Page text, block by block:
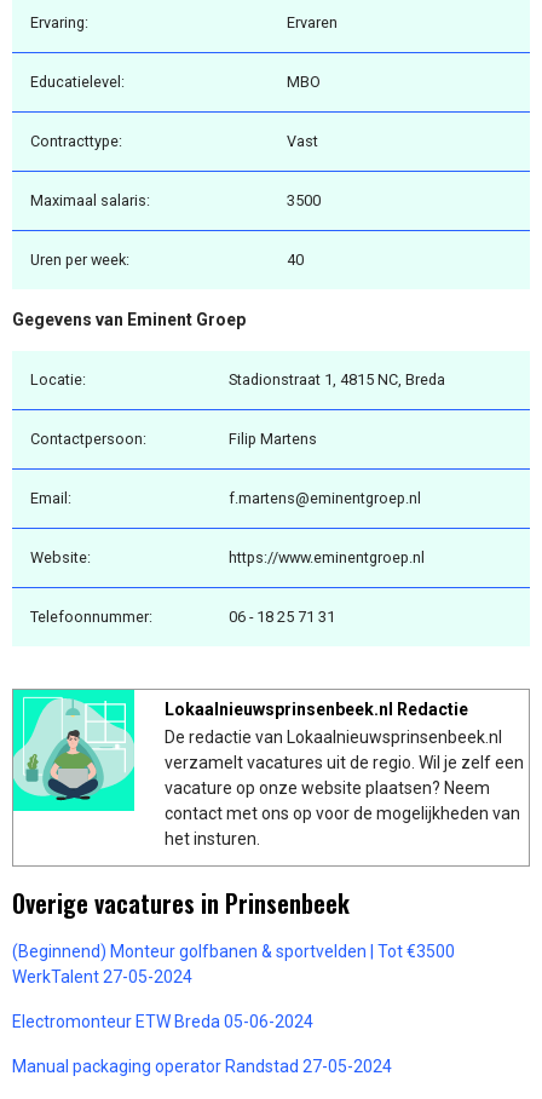
Ervaring: Ervaren
Educatielevel: MBO
Contracttype: Vast
Maximaal salaris: 3500
Uren per week: 40
Gegevens van Eminent Groep
Locatie: Stadionstraat 1, 4815 NC, Breda
Contactpersoon: Filip Martens
Email: f.martens@eminentgroep.nl
Website: https://www.eminentgroep.nl
Telefoonnummer: 06 - 18 25 71 31
Lokaalnieuwsprinsenbeek.nl Redactie
De redactie van Lokaalnieuwsprinsenbeek.nl
verzamelt vacatures uit de regio. Wil je zelf een
vacature op onze website plaatsen? Neem
contact met ons op voor de mogelijkheden van
het insturen.
Overige vacatures in Prinsenbeek
(Beginnend) Monteur golfbanen & sportvelden | Tot €3500
WerkTalent 27-05-2024
Electromonteur ETW Breda 05-06-2024
Manual packaging operator Randstad 27-05-2024